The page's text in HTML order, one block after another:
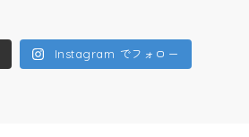
Instagram でフォロー